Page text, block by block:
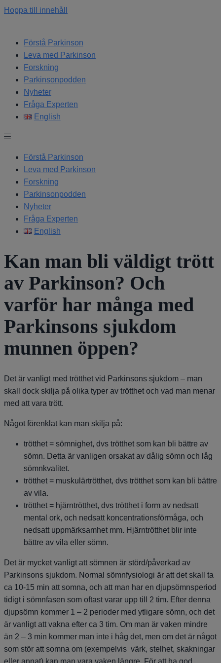
Hoppa till innehåll
Förstå Parkinson
Leva med Parkinson
Forskning
Parkinsonpodden
Nyheter
Fråga Experten
English
Förstå Parkinson
Leva med Parkinson
Forskning
Parkinsonpodden
Nyheter
Fråga Experten
English
Kan man bli väldigt trött
av Parkinson? Och
varför har många med
Parkinsons sjukdom
munnen öppen?
Det är vanligt med trötthet vid Parkinsons sjukdom – man
skall dock skilja på olika typer av trötthet och vad man menar
med att vara trött.
Något förenklat kan man skilja på:
trötthet = sömnighet, dvs trötthet som kan bli bättre av
sömn. Detta är vanligen orsakat av dålig sömn och låg
sömnkvalitet.
trötthet = muskulärtrötthet, dvs trötthet som kan bli bättre
av vila.
trötthet = hjärntrötthet, dvs trötthet i form av nedsatt
mental ork, och nedsatt koncentrationsförmåga, och
nedsatt uppmärksamhet mm. Hjärntrötthet blir inte
bättre av vila eller sömn.
Det är mycket vanligt att sömnen är störd/påverkad av
Parkinsons sjukdom. Normal sömnfysiologi är att det skall ta
ca 10-15 min att somna, och att man har en djupsömnsperiod
tidigt i sömnfasen som oftast varar upp till 2 tim. Efter denna
djupsömn kommer 1 – 2 perioder med ytligare sömn, och det
är vanligt att vakna efter ca 3 tim. Om man är vaken mindre
än 2 – 3 min kommer man inte i håg det, men om det är något
som stör att somna om (exempelvis värk, stelhet, skakningar
eller annat) kan man vara vaken längre. För att ha god